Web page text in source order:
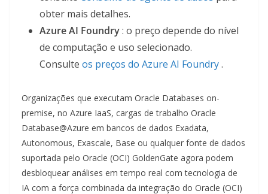
obter mais detalhes.
Azure AI Foundry: o preço depende do nível
de computação e uso selecionado.
Consulte os preços do Azure AI Foundry.
Organizações que executam Oracle Databases on-
premise, no Azure IaaS, cargas de trabalho Oracle
Database@Azure em bancos de dados Exadata,
Autonomous, Exascale, Base ou qualquer fonte de dados
suportada pelo Oracle (OCI) GoldenGate agora podem
desbloquear análises em tempo real com tecnologia de
IA com a força combinada da integração do Oracle (OCI)